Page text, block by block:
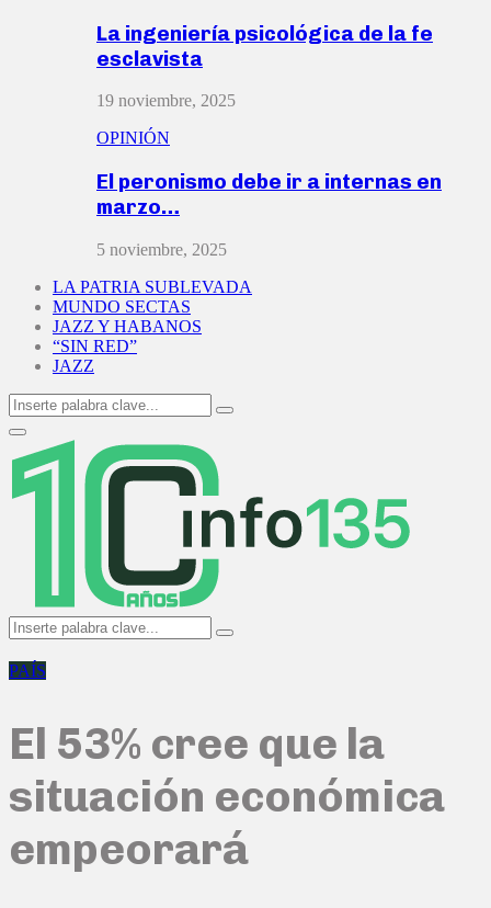
La ingeniería psicológica de la fe
esclavista
19 noviembre, 2025
OPINIÓN
El peronismo debe ir a internas en
marzo…
5 noviembre, 2025
LA PATRIA SUBLEVADA
MUNDO SECTAS
JAZZ Y HABANOS
“SIN RED”
JAZZ
Search
for:
Search
Primary
Menu
Search
for:
Search
PAÍS
El 53% cree que la
situación económica
empeorará